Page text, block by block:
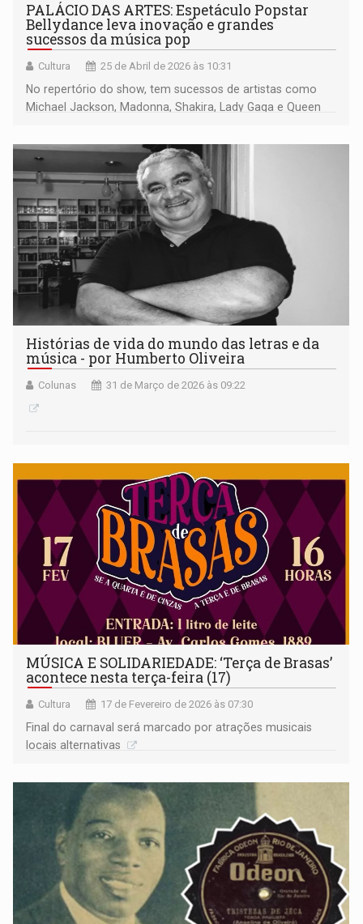
PALÁCIO DAS ARTES: Espetáculo Popstar
Bellydance leva inovação e grandes
sucessos da música pop
Cultura 25 de Abril de 2026 às 10:31
No repertório do show, tem sucessos de artistas como
Michael Jackson, Madonna, Shakira, Lady Gaga e Queen
Histórias de vida do mundo das letras e da
música - por Humberto Oliveira
Colunas 31 de Março de 2026 às 09:22
MÚSICA E SOLIDARIEDADE: ‘Terça de Brasas’
acontece nesta terça-feira (17)
Cultura 17 de Fevereiro de 2026 às 07:30
Final do carnaval será marcado por atrações musicais
locais alternativas